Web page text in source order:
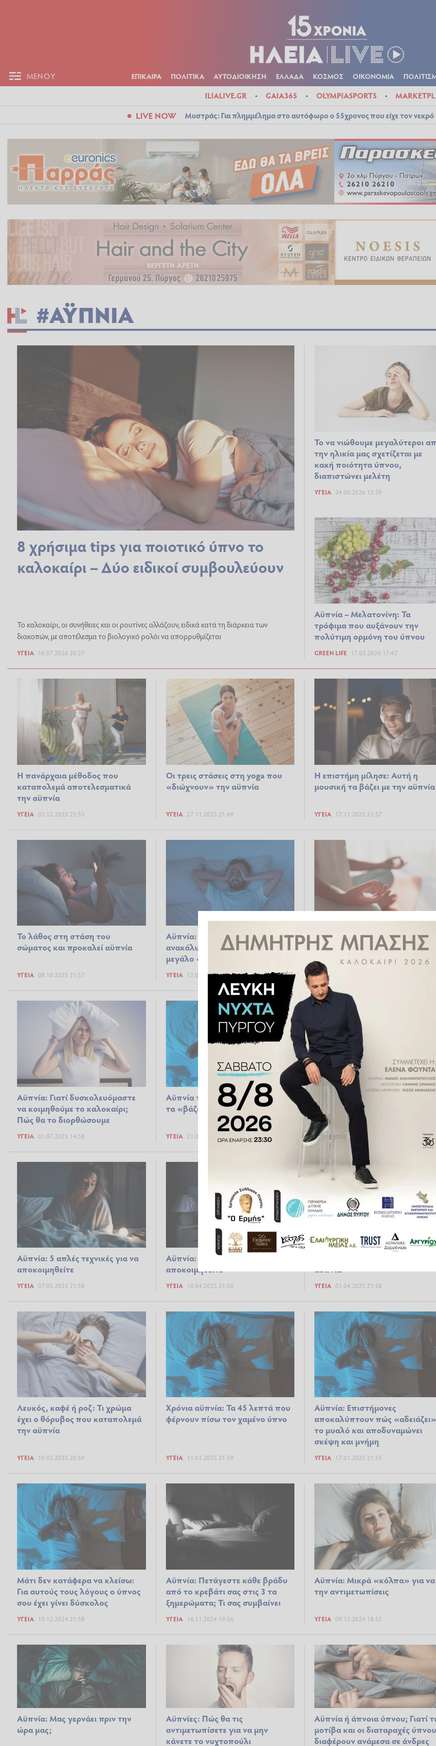
ΜΕΝΟΥ ΕΠΙΚΑΙΡΑ ΠΟΛΙΤΙΚΑ ΑΥΤΟΔΙΟΙΚΗΣΗ ΕΛΛΑΔΑ ΚΟΣΜΟΣ ΟΙΚΟΝΟΜΙΑ
ILIALIVE.GR GAIA365 OLYMPIASPORTS
LIVE NOW Μυστράς: Για πλημμέλημα στο αυτόφωρο ο 55χρονος που είχε τον
#ΑΫΠΝΙΑ
8 χρήσιμα tips για ποιοτικό ύπνο το
καλοκαίρι – Δύο ειδικοί συμβουλεύουν
Το καλοκαίρι, οι συνήθειες και οι ρουτίνες αλλάζουν, ειδικά κατά τη διάρκεια των
διακοπών, με αποτέλεσμα το βιολογικό ρολόι να απορρυθμίζεται
ΥΓΕΊΑ 16.07.2026 20:27
Το να νιώθουμε μεγαλύτεροι
την ηλικία μας σχετίζεται με
κακή ποιότητα ύπνου,
διαπιστώνει μελέτη
ΥΓΕΊΑ 24.06.2026 13:39
Αϋπνία – Μελατονίνη: Τα
τρόφιμα που αυξάνουν την
πολύτιμη ορμόνη του ύπνου
GREEN LIFE 17.03.2026 17:42
Η πανάρχαια μέθοδος που
καταπολεμά αποτελεσματικά
την αϋπνία
ΥΓΕΊΑ 03.12.2025 21:55
Οι τρεις στάσεις στη yoga που
«διώχνουν» την αϋπνία
ΥΓΕΊΑ 27.11.2025 21:49
Η επιστήμη μίλησε: Αυτή η
μουσική τα βάζει με την αϋπνία
ΥΓΕΊΑ 17.11.2025 21:57
To λάθος στη στάση του
σώματος και προκαλεί αϋπνία
ΥΓΕΊΑ 08.10.2025 21:57
Αϋπνία: Οι επιστήμονες
ανακάλυψαν έναν απρόσμενο και
μεγάλο «κλέφτη» του ύπνου
ΥΓΕΊΑ 12.09.2025 21:46
Ποια είδη άσκησης βοηθούν
αντιμετώπιση της αϋπνίας,
σύμφωνα με νέα μελέτη
ΥΓΕΊΑ
Αϋπνία: Γιατί δυσκολευόμαστε
να κοιμηθούμε το καλοκαίρι;
Πώς θα το διορθώσουμε
ΥΓΕΊΑ 01.07.2025 14:58
Αϋπνία τέλος: Η διατροφή που
τα «βάζει» μαζί της
ΥΓΕΊΑ 21.06.2025 19:44
Τέλος στις αϋπνίες: Πέντε
τεχνικές για πιο βαθύ και
ποιοτικό ύπνο
ΥΓΕΊΑ 10.06.2025 21:55
Αϋπνία: 5 απλές τεχνικές για να
αποκοιμηθείτε
ΥΓΕΊΑ 07.05.2025 21:58
Αϋπνία: 5 απλές τεχνικές για να
αποκοιμηθείτε
ΥΓΕΊΑ 10.04.2025 21:50
αϋπνία
ΥΓΕΊΑ 01.04.2025 21:58
Λευκός, καφέ ή ροζ: Τι χρώμα
έχει ο θόρυβος που καταπολεμά
την αϋπνία
ΥΓΕΊΑ 19.02.2025 20:59
Χρόνια αϋπνία: Τα 45 λεπτά που
φέρνουν πίσω τον χαμένο ύπνο
ΥΓΕΊΑ 31.01.2025 21:59
Αϋπνία: Επιστήμονες
αποκαλύπτουν πώς
το μυαλό και αποδυναμώνει
σκέψη και μνήμη
ΥΓΕΊΑ 17.01.2025 21:55
Μάτι δεν κατάφερα να κλείσω:
Για αυτούς τους λόγους ο ύπνος
σου έχει γίνει δύσκολος
ΥΓΕΊΑ 19.12.2024 21:58
Αϋπνία: Πετάγεστε κάθε βράδυ
από το κρεβάτι σας στις 3 τα
ξημερώματα; Τι σας συμβαίνει
ΥΓΕΊΑ 16.11.2024 19:56
Αϋπνία: Μικρά «κόλπα» για να
την αντιμετωπίσεις
ΥΓΕΊΑ 09.11.2024 18:55
Αϋπνία: Μας γερνάει πριν την
ώρα μας;
Αϋπνίες: Πώς θα τις
αντιμετωπίσετε για να μην
κάνετε το νυχτοπούλι
Αϋπνία ή άπνοια ύπνου; Γιατί
μοτίβα και οι διαταραχές
διαφέρουν ανάμεσα σε άνδρες